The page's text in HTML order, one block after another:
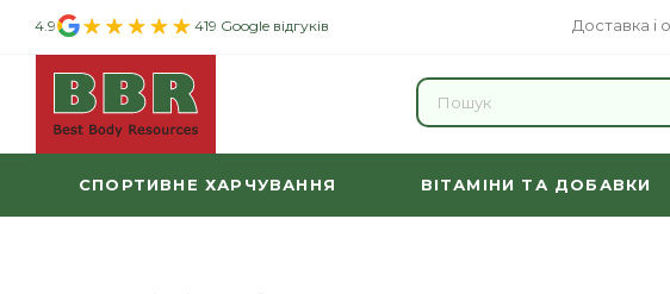
Доставка і
4.9 419 Google відгуків
СПОРТИВНЕ ХАРЧУВАННЯ ВІТАМІНИ ТА ДОБАВКИ